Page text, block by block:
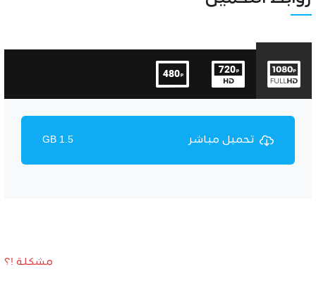
تحميل مباشر 1.5 GB
مشكلة !؟